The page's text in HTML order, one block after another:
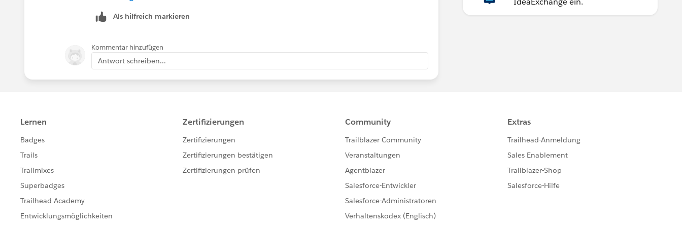
Als hilfreich markieren
Kommentar hinzufügen
Antwort schreiben...